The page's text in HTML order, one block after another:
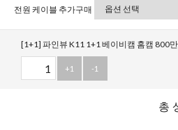
전원 케이블 추가구매
[1+1] 파인뷰 K11 1+1 베이비캠 홈캠 800
+1 -1
총